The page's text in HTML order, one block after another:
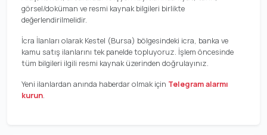
görsel/doküman ve resmi kaynak bilgileri birlikte
değerlendirilmelidir.
İcra İlanları olarak Kestel (Bursa) bölgesindeki icra, banka ve
kamu satış ilanlarını tek panelde topluyoruz. İşlem öncesinde
tüm bilgileri ilgili resmi kaynak üzerinden doğrulayınız.
Yeni ilanlardan anında haberdar olmak için Telegram alarmı
kurun.